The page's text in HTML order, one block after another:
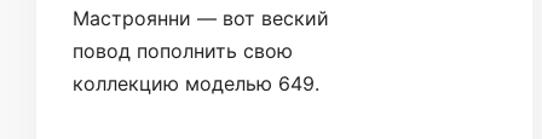
Мастроянни — вот веский
повод пополнить свою
коллекцию моделью 649.